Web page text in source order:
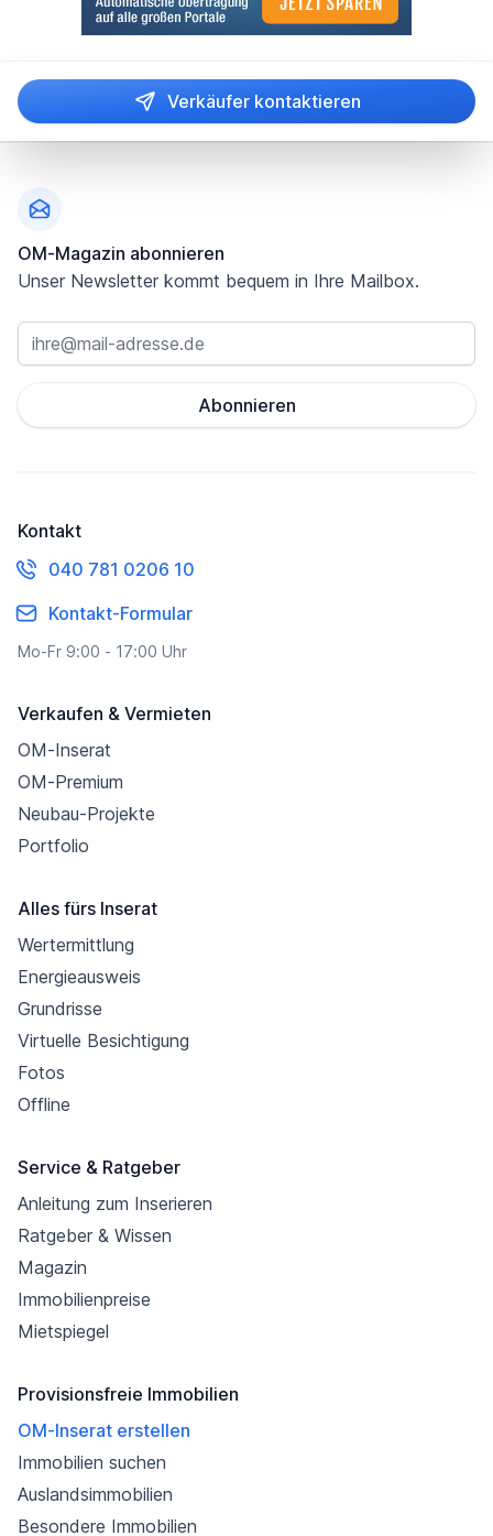
Verkäufer kontaktieren
OM-Magazin abonnieren
Unser Newsletter kommt bequem in Ihre Mailbox.
Abonnieren
Kontakt
040 781 0206 10
Kontakt-Formular
Mo-Fr 9:00 - 17:00 Uhr
Verkaufen & Vermieten
OM-Inserat
OM-Premium
Neubau-Projekte
Portfolio
Alles fürs Inserat
Wertermittlung
Energieausweis
Grundrisse
Virtuelle Besichtigung
Fotos
Offline
Service & Ratgeber
Anleitung zum Inserieren
Ratgeber & Wissen
Magazin
Immobilienpreise
Mietspiegel
Provisionsfreie Immobilien
OM-Inserat erstellen
Immobilien suchen
Auslandsimmobilien
Besondere Immobilien